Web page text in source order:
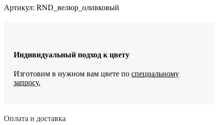
хранения
Артикул: RND_велюр_оливковый
Индивидуальный подход к цвету
Изготовим в нужном вам цвете по специальному
запросу.
Оплата и доставка